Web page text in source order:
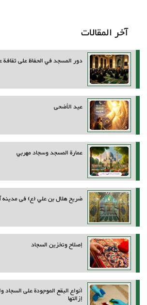
آخر المقالات
دور المسجد في الحفاظ على ثقافة
عيد الأضحى
عمارة المسجد وسجاد مهربي
ضريح هلال بن علي (ع) فی مدینه
إصلاح وتخزين السجاد
أنواع البقع الموجودة على
إزالتها